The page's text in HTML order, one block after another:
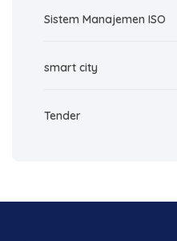
Sistem Manajemen ISO
smart city
Tender